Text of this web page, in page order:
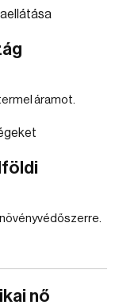
áramot.
nő